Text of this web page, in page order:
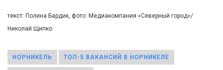
текст: Полина Бардик, фото: Медиакомпания «Северный город»/
Николай Щипко
НОРНИКЕЛЬ ТОП-5 ВАКАНСИЙ В НОРНИКЕЛЕ